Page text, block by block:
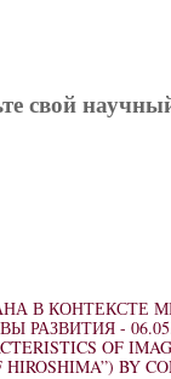
свой
В КОНТЕКСТЕ
РАЗВИТИЯ -
OF
BY